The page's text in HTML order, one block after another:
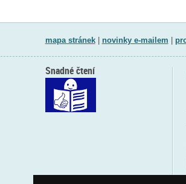
mapa stránek| novinky e-mailem
Snadné čtení